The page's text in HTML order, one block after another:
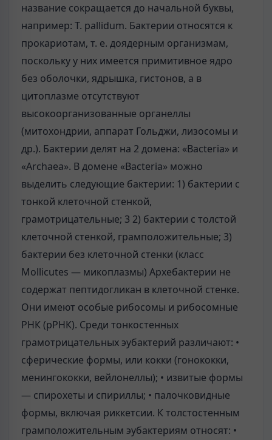
название сокращается до начальной буквы,
например: Т. pallidum. Бактерии относятся к
прокариотам, т. е. доядерным организмам,
поскольку у них имеется примитивное ядро
без оболочки, ядрышка, гистонов, а в
цитоплазме отсутствуют
высокоорганизованные органеллы
(митохондрии, аппарат Гольджи, лизосомы и
др.). Бактерии делят на 2 домена: «Bacteria» и
«Archaea». В домене «Bacteria» можно
выделить следующие бактерии: 1) бактерии с
тонкой клеточной стенкой,
грамотрицательные; 3 2) бактерии с толстой
клеточной стенкой, грамположительные; 3)
бактерии без клеточной стенки (класс
Mollicutes — микоплазмы) Архебактерии не
содержат пептидогликан в клеточной стенке.
Они имеют особые рибосомы и рибосомные
РНК (рРНК). Среди тонкостенных
грамотрицательных эубактерий различают: •
сферические формы, или кокки (гонококки,
менингококки, вейлонеллы); • извитые формы
— спирохеты и спириллы; • палочковидные
формы, включая риккетсии. К толстостенным
грамположительным эубактериям относят: •